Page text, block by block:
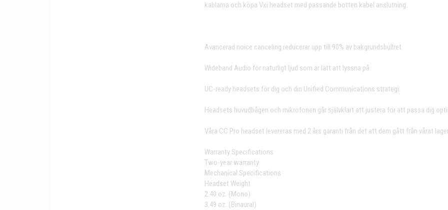
kablarna och köpa Vxi headset med passande botten kabel anslutning.
Avancerad noice canceling reducerar upp till 90% av bakgrundsbullret.
Wideband Audio för naturligt ljud som är lätt att lyssna på.
UC-ready headsets för dig och din Unified Communications strategi.
Headsets huvudbågen och mikrofonen går självklart att justera för att passa dig
Våra CC Pro headset levereras med 2 års garanti från det att dem gått från vårat
Warranty Specifications
Two-year warranty
Mechanical Specifications
Headset Weight
2.40 oz. (Mono)
3.49 oz. (Binaural)